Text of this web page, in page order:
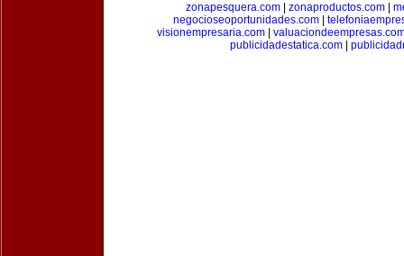
zonapesquera.com| zonaproductos.com|
negocioseoportunidades.com
visionempresaria.com
publicidadestatica.com